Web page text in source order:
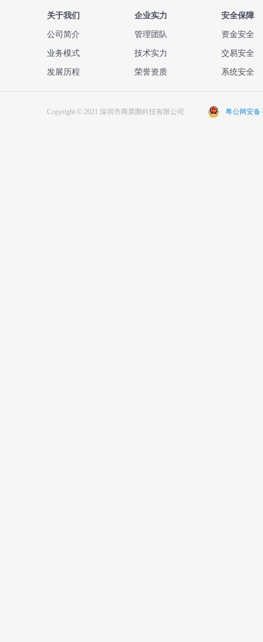
关于我们
公司简介
业务模式
发展历程
企业实力
管理团队
技术实力
荣誉资质
安全保障
资金安全
交易安全
系统安全
Copyright © 2021 深圳市商票圈科技有限公司 粤公网安备